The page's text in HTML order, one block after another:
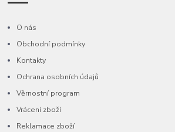
O nás
Obchodní podmínky
Kontakty
Ochrana osobních údajů
Věrnostní program
Vrácení zboží
Reklamace zboží